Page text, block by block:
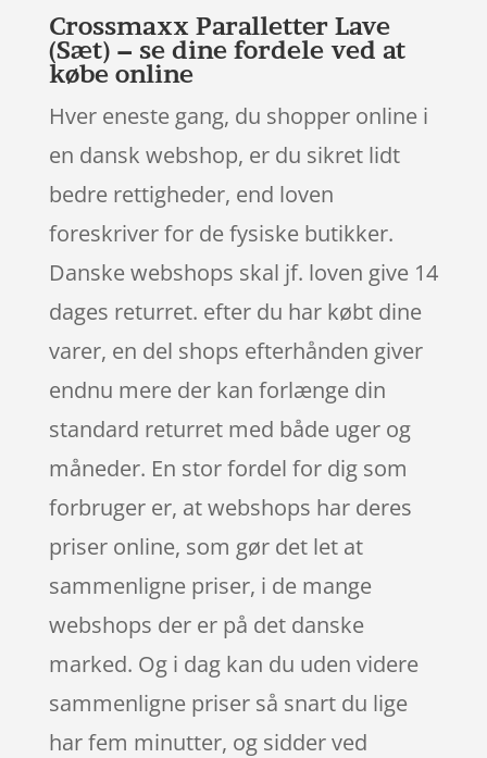
Crossmaxx Paralletter Lave
(Sæt) – se dine fordele ved at
købe online
Hver eneste gang, du shopper online i
en dansk webshop, er du sikret lidt
bedre rettigheder, end loven
foreskriver for de fysiske butikker.
Danske webshops skal jf. loven give 14
dages returret. efter du har købt dine
varer, en del shops efterhånden giver
endnu mere der kan forlænge din
standard returret med både uger og
måneder. En stor fordel for dig som
forbruger er, at webshops har deres
priser online, som gør det let at
sammenligne priser, i de mange
webshops der er på det danske
marked. Og i dag kan du uden videre
sammenligne priser så snart du lige
har fem minutter, og sidder ved